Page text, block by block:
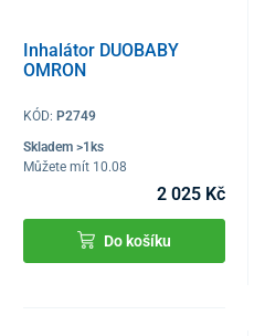
Inhalátor DUOBABY
OMRON
KÓD: P2749
Skladem >1ks
Můžete mít 10.08
2 025 Kč
Do košíku